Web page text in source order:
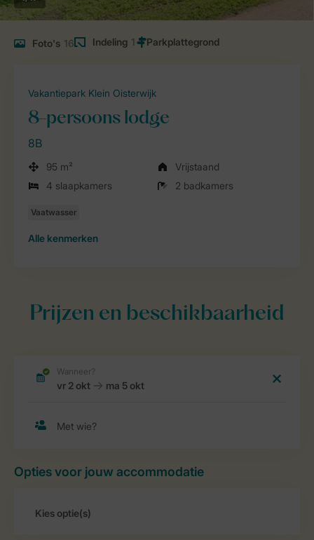
Foto's 16 Indeling 1
Vakantiepark Klein Oisterwijk
8-persoons lodge
8B
95 m²
Vrijstaand
4 slaapkamers
2 badkamers
Alle kenmerken
Prijzen en beschikbaarheid
Opties voor jouw accommodatie